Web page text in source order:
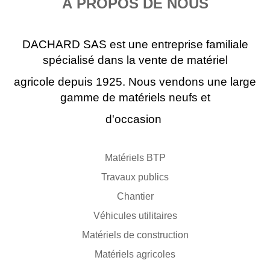
À PROPOS DE NOUS
DACHARD SAS est une entreprise familiale
spécialisé dans la vente de matériel
agricole depuis 1925. Nous vendons une large
gamme de matériels neufs et
d'occasion
Matériels BTP
Travaux publics
Chantier
Véhicules utilitaires
Matériels de construction
Matériels agricoles